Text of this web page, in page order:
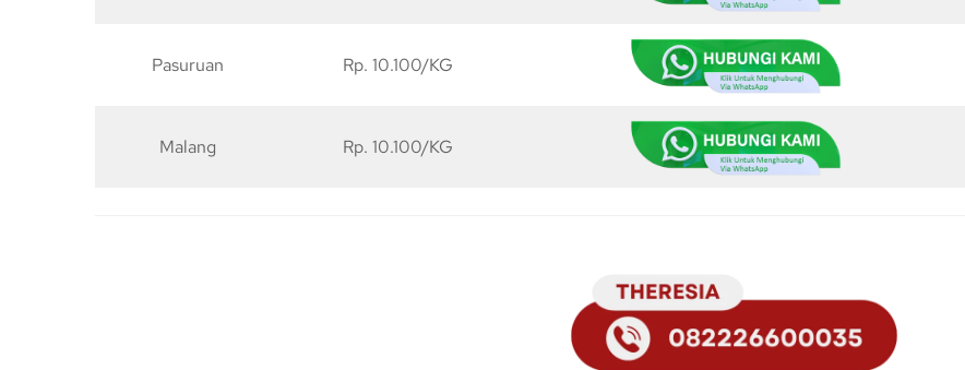
Pasuruan Rp. 10.100/KG
Malang Rp. 10.100/KG